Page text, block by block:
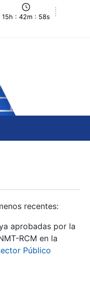
15h : 42m : 59s
recentes:
aprobadas por la
RCM en la
Público